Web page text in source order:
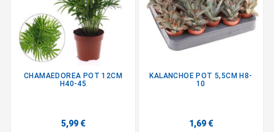
CHAMAEDOREA POT 12CM
H40-45
5,99 €
KALANCHOE POT 5,5CM H8-
10
1,69 €